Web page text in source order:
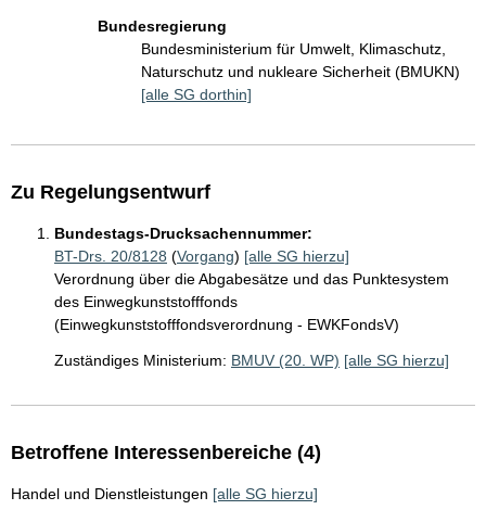
Bundesregierung
Bundesministerium für Umwelt, Klimaschutz,
Naturschutz und nukleare Sicherheit (BMUKN)
[alle SG dorthin]
Zu Regelungsentwurf
Bundestags-Drucksachennummer:
BT-Drs. 20/8128 (Vorgang) [alle SG hierzu]
Verordnung über die Abgabesätze und das Punktesystem
des Einwegkunststofffonds
(Einwegkunststofffondsverordnung - EWKFondsV)
Zuständiges Ministerium: BMUV (20. WP) [alle SG hierzu]
Betroffene Interessenbereiche (4)
Handel und Dienstleistungen [alle SG hierzu]